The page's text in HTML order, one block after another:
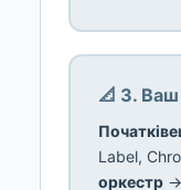
📐 3. Ваш
Label,
оркестр →